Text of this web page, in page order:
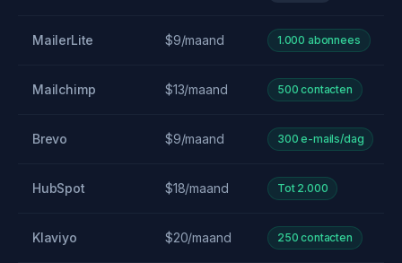
MailerLite $9/maand 1.000 abonnees
Mailchimp $13/maand 500 contacten
Brevo $9/maand 300 e-mails/dag
HubSpot $18/maand Tot 2.000
Klaviyo $20/maand 250 contacten